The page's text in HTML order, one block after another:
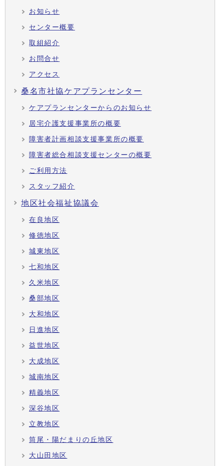
お知らせ
センター概要
取組紹介
お問合せ
アクセス
桑名市社協ケアプランセンター
ケアプランセンターからのお知らせ
居宅介護支援事業所の概要
障害者計画相談支援事業所の概要
障害者総合相談支援センターの概要
ご利用方法
スタッフ紹介
地区社会福祉協議会
在良地区
修徳地区
城東地区
七和地区
久米地区
桑部地区
大和地区
日進地区
益世地区
大成地区
城南地区
精義地区
深谷地区
立教地区
筒尾・陽だまりの丘地区
大山田地区